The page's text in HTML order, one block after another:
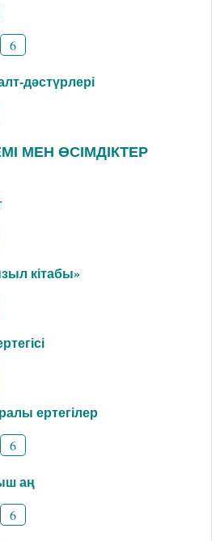
6
дәстүрлері
МЕН ӨСІМДІКТЕР
кітабы»
ертегілер
6
аң
6